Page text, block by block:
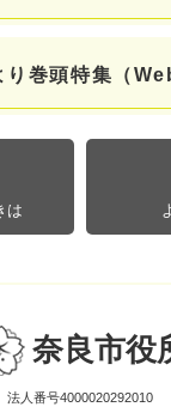
巻頭特集（
は
奈良市役
法人番号4000020292010